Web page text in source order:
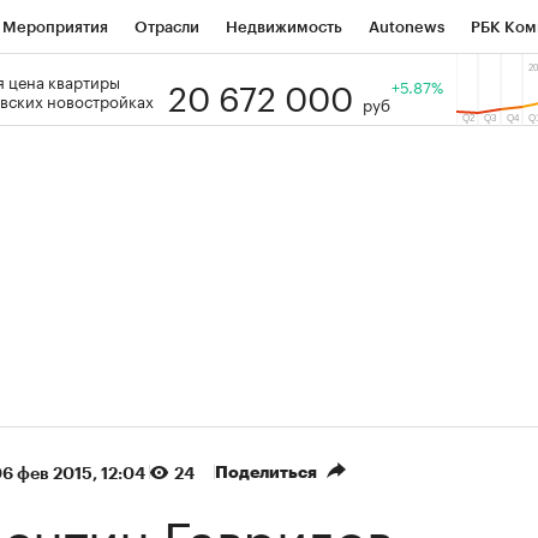
Мероприятия Отрасли Недвижимость Autonews РБК
РБК Образование Тренды
цена квартиры
новостройках
20 672 000 руб
+5.87%
фев 2015, 12:04 24 Поделиться